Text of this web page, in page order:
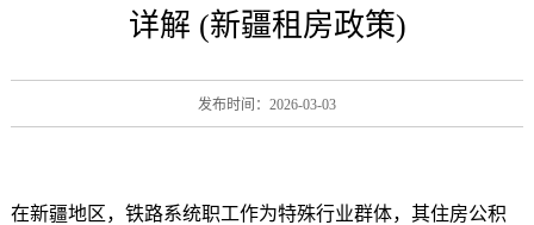
详解 (新疆租房政策)
发布时间：2026-03-03
在新疆地区，铁路系统职工作为特殊行业群体，其住房公积